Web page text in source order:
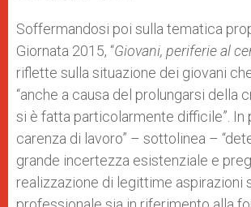
Soffermandosi poi sulla tematica
Giornata 2015, “Giovani, periferie al
riflette sulla situazione dei giovani
“anche a causa del prolungarsi della
si è fatta particolarmente difficile”. In
carenza di lavoro” – sottolinea –
grande incertezza esistenziale e
realizzazione di legittime aspirazioni